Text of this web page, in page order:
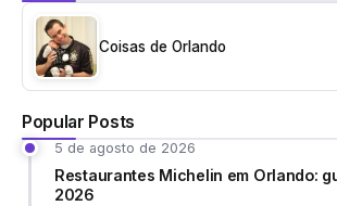
Coisas de Orlando
Popular Posts
5 de agosto de 2026
Restaurantes Michelin em Orlando:
2026